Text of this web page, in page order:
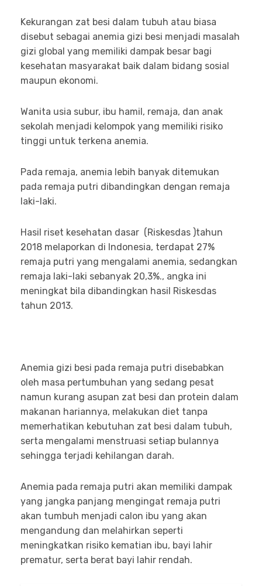
Kekurangan zat besi dalam tubuh atau biasa
disebut sebagai anemia gizi besi menjadi masalah
gizi global yang memiliki dampak besar bagi
kesehatan masyarakat baik dalam bidang sosial
maupun ekonomi.
Wanita usia subur, ibu hamil, remaja, dan anak
sekolah menjadi kelompok yang memiliki risiko
tinggi untuk terkena anemia.
Pada remaja, anemia lebih banyak ditemukan
pada remaja putri dibandingkan dengan remaja
laki-laki.
Hasil riset kesehatan dasar (Riskesdas )tahun
2018 melaporkan di Indonesia, terdapat 27%
remaja putri yang mengalami anemia, sedangkan
remaja laki-laki sebanyak 20,3%., angka ini
meningkat bila dibandingkan hasil Riskesdas
tahun 2013.
Anemia gizi besi pada remaja putri disebabkan
oleh masa pertumbuhan yang sedang pesat
namun kurang asupan zat besi dan protein dalam
makanan hariannya, melakukan diet tanpa
memerhatikan kebutuhan zat besi dalam tubuh,
serta mengalami menstruasi setiap bulannya
sehingga terjadi kehilangan darah.
Anemia pada remaja putri akan memiliki dampak
yang jangka panjang mengingat remaja putri
akan tumbuh menjadi calon ibu yang akan
mengandung dan melahirkan seperti
meningkatkan risiko kematian ibu, bayi lahir
prematur, serta berat bayi lahir rendah.